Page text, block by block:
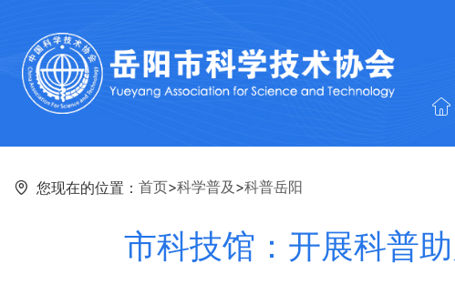
您现在的位置： 首页>科学普及 >科普岳阳
市科技馆：开展科普